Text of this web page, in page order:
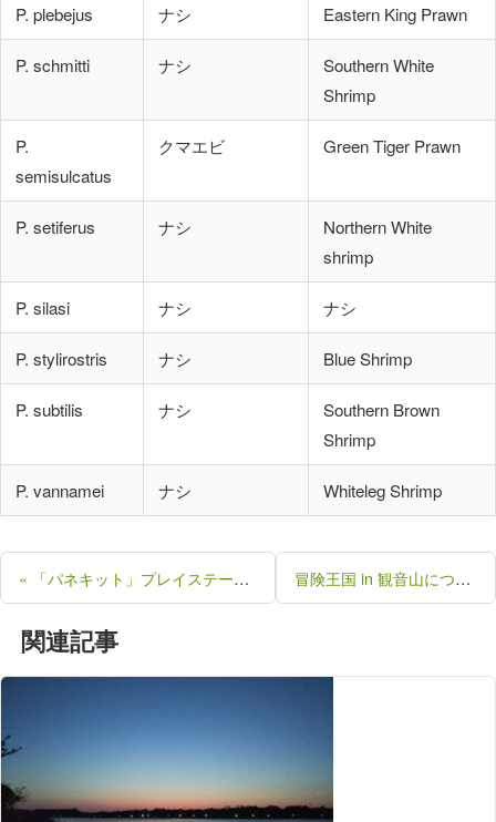
P. plebejus ナシ Eastern King Prawn
P. schmitti ナシ
Southern White
Shrimp
P.
semisulcatus
クマエビ Green Tiger Prawn
P. setiferus ナシ
Northern White
shrimp
P. silasi ナシ ナシ
P. stylirostris ナシ Blue Shrimp
P. subtilis ナシ
Southern Brown
Shrimp
P. vannamei ナシ Whiteleg Shrimp
« 「パネキット」プレイステーションソフト 冒険王国 in 観音山について解説 »
関連記事